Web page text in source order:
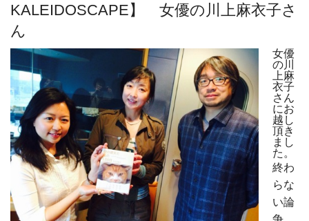
KALEIDOSCAPE】 女優の川上麻衣子さ
ん
女優
の川
上麻
衣子
さん
にお
越し
頂き
まし
た。
終わ
らな
い論